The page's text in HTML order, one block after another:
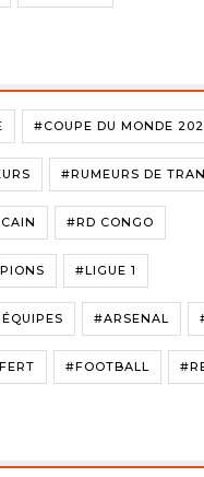
#COUPE DU MONDE
#RUMEURS DE
#RD CONGO
#LIGUE 1
#ARSENAL
#FOOTBALL